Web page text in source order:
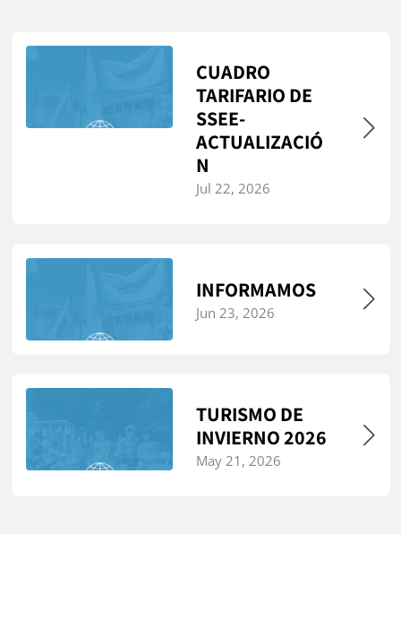
CUADRO
TARIFARIO DE
SSEE-
ACTUALIZACIÓ
N
Jul 22, 2026
INFORMAMOS
Jun 23, 2026
TURISMO DE
INVIERNO 2026
May 21, 2026